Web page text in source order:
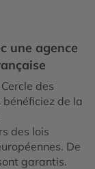
une agence
des
de la
des lois
De
garantis.